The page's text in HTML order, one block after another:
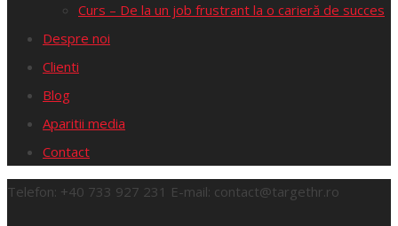
Curs – De la un job frustrant la o carieră de succes
Despre noi
Clienti
Blog
Aparitii media
Contact
Telefon: +40 733 927 231 E-mail: contact@targethr.ro